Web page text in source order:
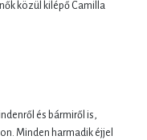
közül kilépő Camilla
és bármiről is,
Minden harmadik éjjel